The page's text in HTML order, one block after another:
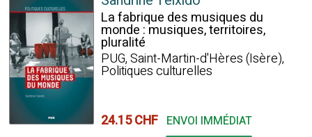
La fabrique des musiques du
monde : musiques, territoires,
pluralité
PUG, Saint-Martin-d'Hères (Isère),
Politiques culturelles
24.15 CHF ENVOI IMMÉDIAT